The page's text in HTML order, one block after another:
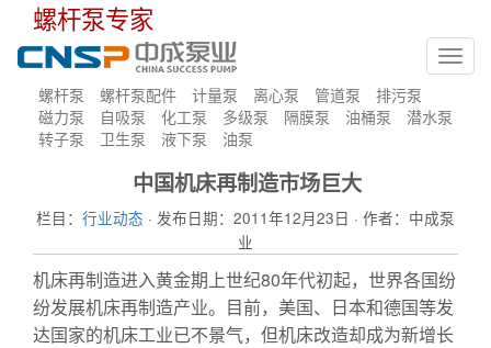
螺杆泵专家
螺杆泵 螺杆泵配件 计量泵 离心泵 管道泵
排污泵
磁力泵
自吸泵 化工泵 多级泵 隔膜泵 油桶泵
潜水泵
转子泵
卫生泵 液下泵 油泵
中国机床再制造市场巨大
栏目： 行业动态 · 发布日期：2011年12月23日 · 作者：中成泵
业
机床再制造进入黄金期上世纪80年代初起，世界各国纷
纷发展机床再制造产业。目前，美国、日本和德国等发
达国家的机床工业已不景气，但机床改造却成为新增长